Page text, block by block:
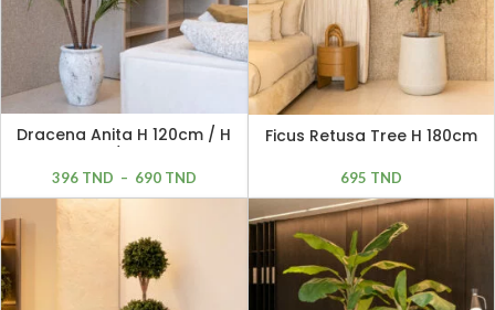
Dracena Anita H 120cm / H
396 TND – 690 TND
Ficus Retusa Tree H 180cm
695 TND